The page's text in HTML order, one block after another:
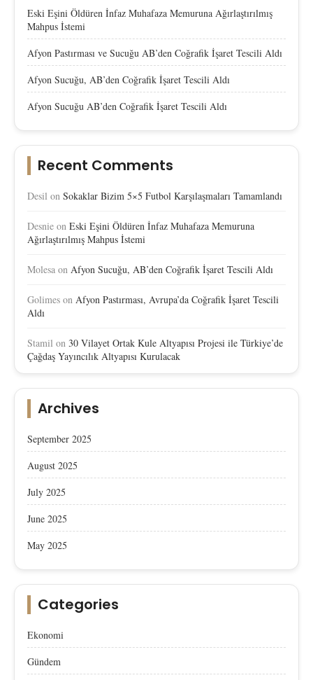
Eski Eşini Öldüren İnfaz Muhafaza Memuruna Ağırlaştırılmış
Mahpus İstemi
Afyon Pastırması ve Sucuğu AB’den Coğrafik İşaret Tescili Aldı
Afyon Sucuğu, AB’den Coğrafik İşaret Tescili Aldı
Afyon Sucuğu AB’den Coğrafik İşaret Tescili Aldı
Recent Comments
Desil on Sokaklar Bizim 5×5 Futbol Karşılaşmaları Tamamlandı
Desnie on Eski Eşini Öldüren İnfaz Muhafaza Memuruna
Ağırlaştırılmış Mahpus İstemi
Molesa on Afyon Sucuğu, AB’den Coğrafik İşaret Tescili Aldı
Golimes on Afyon Pastırması, Avrupa’da Coğrafik İşaret Tescili
Aldı
Stamil on 30 Vilayet Ortak Kule Altyapısı Projesi ile Türkiye’de
Çağdaş Yayıncılık Altyapısı Kurulacak
Archives
September 2025
August 2025
July 2025
June 2025
May 2025
Categories
Ekonomi
Gündem